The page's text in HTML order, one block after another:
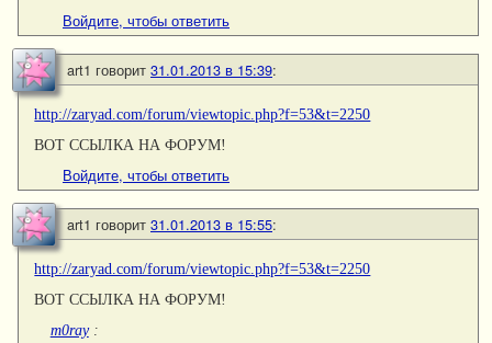
Войдите, чтобы ответить
art1 говорит 31.01.2013 в 15:39:
http://zaryad.com/forum/viewtopic.php?f=53&t=2250
ВОТ ССЫЛКА НА ФОРУМ!
Войдите, чтобы ответить
art1 говорит 31.01.2013 в 15:55:
http://zaryad.com/forum/viewtopic.php?f=53&t=2250
ВОТ ССЫЛКА НА ФОРУМ!
m0ray: